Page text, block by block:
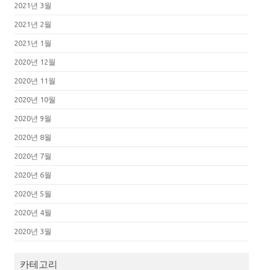
2021년 3월
2021년 2월
2021년 1월
2020년 12월
2020년 11월
2020년 10월
2020년 9월
2020년 8월
2020년 7월
2020년 6월
2020년 5월
2020년 4월
2020년 3월
카테고리